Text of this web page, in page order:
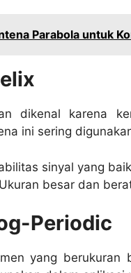
Parabola untuk
dikenal karena
ini sering
sinyal yang
besar dan
Periodic
yang